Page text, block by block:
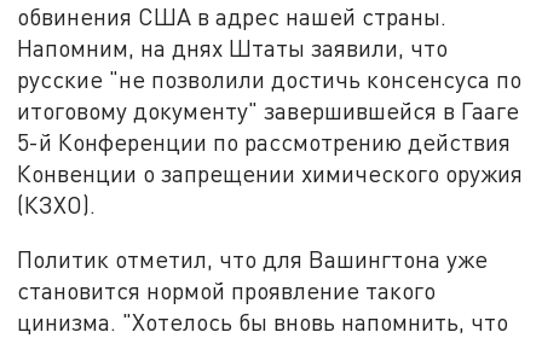
обвинения США в адрес нашей страны.
Напомним, на днях Штаты заявили, что
русские "не позволили достичь консенсуса по
итоговому документу" завершившейся в Гааге
5-й Конференции по рассмотрению действия
Конвенции о запрещении химического оружия
(КЗХО).
Политик отметил, что для Вашингтона уже
становится нормой проявление такого
цинизма. "Хотелось бы вновь напомнить, что